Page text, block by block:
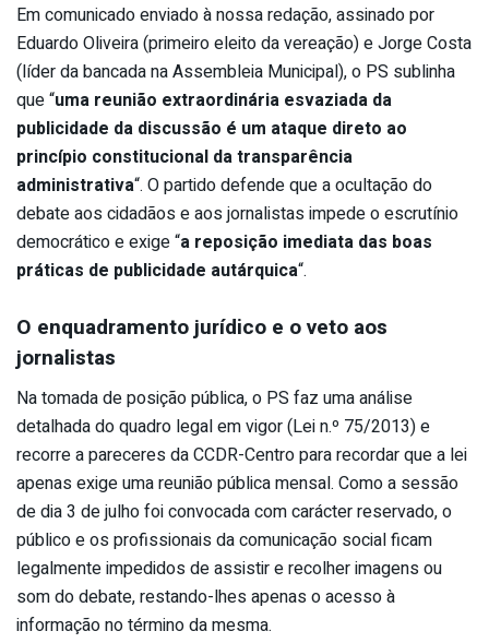
Em comunicado enviado à nossa redação, assinado por
Eduardo Oliveira (primeiro eleito da vereação) e Jorge Costa
(líder da bancada na Assembleia Municipal), o PS sublinha
que “uma reunião extraordinária esvaziada da
publicidade da discussão é um ataque direto ao
princípio constitucional da transparência
administrativa“. O partido defende que a ocultação do
debate aos cidadãos e aos jornalistas impede o escrutínio
democrático e exige “a reposição imediata das boas
práticas de publicidade autárquica“.
O enquadramento jurídico e o veto aos
jornalistas
Na tomada de posição pública, o PS faz uma análise
detalhada do quadro legal em vigor (Lei n.º 75/2013) e
recorre a pareceres da CCDR-Centro para recordar que a lei
apenas exige uma reunião pública mensal. Como a sessão
de dia 3 de julho foi convocada com carácter reservado, o
público e os profissionais da comunicação social ficam
legalmente impedidos de assistir e recolher imagens ou
som do debate, restando-lhes apenas o acesso à
informação no término da mesma.